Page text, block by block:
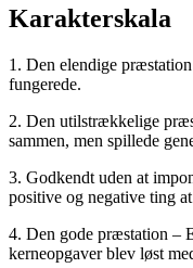
Karakterskala
1. Den elendige
fungerede.
2. Den utilstrækkelige
sammen, men spillede
3. Godkendt uden at
positive og negative ting
4. Den gode præstation –
kerneopgaver blev løst